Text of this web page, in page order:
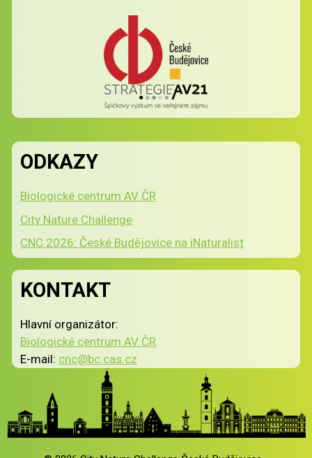
ODKAZY
Biologické centrum AV ČR
City Nature Challenge
CNC 2026: České Budějovice na iNaturalist
KONTAKT
Hlavní organizátor:
Biologické centrum AV ČR
E-mail: cnc@bc.cas.cz